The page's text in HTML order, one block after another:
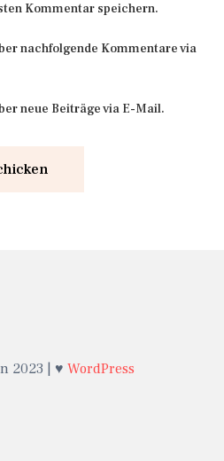
Kommentar speichern.
nachfolgende Kommentare via
neue Beiträge via E-Mail.
2023 | ♥ WordPress